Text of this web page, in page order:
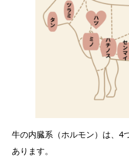
牛の内臓系（ホルモン）は、4
あります。